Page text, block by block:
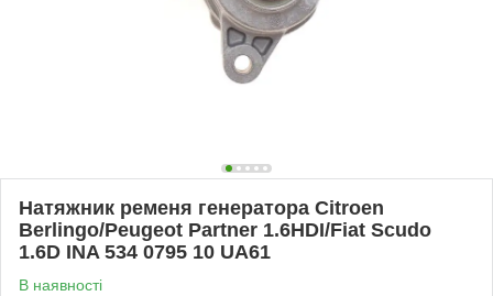
Натяжник ременя генератора Citroen
Berlingo/Peugeot Partner 1.6HDI/Fiat Scudo
1.6D INA 534 0795 10 UA61
В наявності